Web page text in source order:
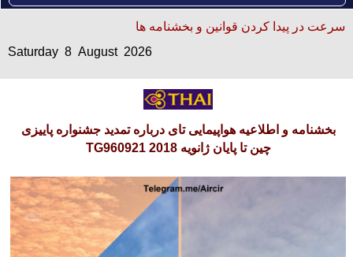
سرعت در پیدا کردن قوانین و بخشنامه ها
Saturday 8 August 2026
Saturday 8 August 2026
بخشنامه و اطلاعیه هواپیمایی تای درباره تمدید جشنواره پاییزی
چین تا پایان ژانویه 2018 TG960921